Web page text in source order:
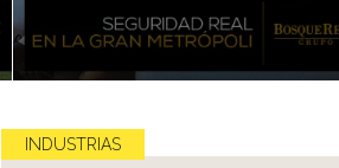
INDUSTRIAS